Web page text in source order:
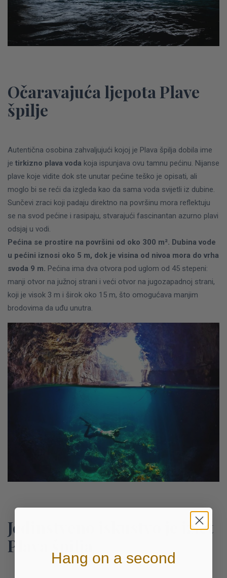
Očaravajuća ljepota Plave
špilje
Autentična osobina zahvaljujući kojoj je Plava špilja dobila ime
je tirkizno plava voda koja ispunjava ovu tamnu pećinu. Nijanse
plave koje vidite dok ste unutar pećine teško je opisati, ali
moglo bi se reći da izgleda kao da sama voda svijetli iz dubine.
Sunčevi zraci koji padaju direktno na površinu mora reflektuju
se na svod pećine i rasipaju, stvarajući fascinantan azurno plavi
odsjaj u vodi.
Pećina se prostire na površini od oko 300 m². Dubina vode
u pećini iznosi oko 5 m, dok je visina od nivoa mora do vrha
svoda 9 m. Pećina ima dva otvora pod uglom od 45 stepeni:
manji otvor na južnoj strani i veći otvor na jugozapadnoj strani,
koji je visok 3 m i širok oko 15 m, što omogućava manjim
brodovima da uđu unutra.
Jedinstveno iskustvo je izlet
Plava špilja
Hang on a second